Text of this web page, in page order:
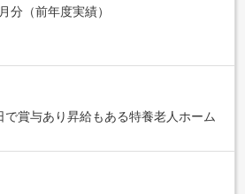
分（前年度実績）
で賞与あり昇給もある特養老人ホーム